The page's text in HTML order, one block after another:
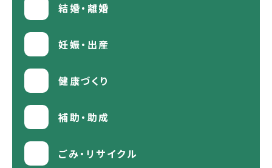
結婚・離婚
妊娠・出産
健康づくり
補助・助成
ごみ・リサイクル